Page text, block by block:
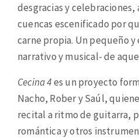
desgracias y celebraciones,
cuencas escenificado por
carne propia. Un pequeño
narrativo y musical- de
Cecina 4es un proyecto
Nacho, Rober y Saúl,
recital a ritmo de guitarra,
romántica y otros